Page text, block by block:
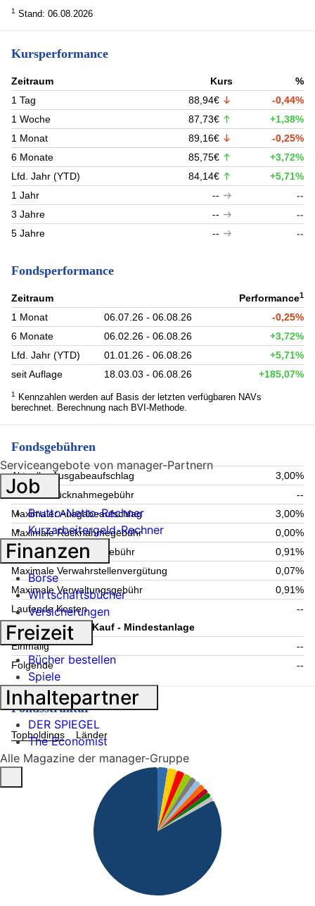
1 Stand: 06.08.2026
Kursperformance
Zeitraum Kurs
%
1 Tag
88,94€
-0,44%
1 Woche
87,73€
+1,38%
1 Monat
89,16€
-0,25%
6 Monate
85,75€
+3,72%
Lfd. Jahr (YTD)
84,14€
+5,71%
1 Jahr
--
--
3 Jahre
--
--
5 Jahre
-- --
Fondsperformance
Zeitraum Performance1
1 Monat 06.07.26 - 06.08.26
-0,25%
6 Monate
06.02.26 - 06.08.26
+3,72%
Lfd. Jahr (YTD)
01.01.26 - 06.08.26
+5,71%
seit Auflage
18.03.03 - 06.08.26 +185,07%
1
Kennzahlen werden auf Basis der letzten verfügbaren NAVs
berechnet. Berechnung nach BVI-Methode.
Fondsgebühren
Aktueller Ausgabeaufschlag
3,00%
Aktuelle Rücknahmegebühr
--
Maximaler Ausgabeaufschlag
3,00%
Maximale Rücknahmegebühr
0,00%
Aktuelle Verwaltungsgebühr
0,91%
Maximale Verwahrstellenvergütung
0,07%
Maximale Verwaltungsgebühr
0,91%
Laufende Kosten
--
Information zum Kauf - Mindestanlage
Einmalig
--
Folgende
--
Fondsstruktur
Topholdings Länder
Serviceangebote von manager-Partnern
Job
Brutto-Netto-Rechner
Kurzarbeitergeld-Rechner
Finanzen
Börse
Wirtschaftsbücher
Versicherungen
Freizeit
Bücher bestellen
Spiele
Inhaltepartner
DER SPIEGEL
The Economist
Alle Magazine der manager-Gruppe